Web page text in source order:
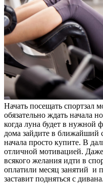
Начать посещать спортзал
обязательно ждать начала
когда луна будет в нужной
дома зайдите в ближайший
начала просто купите. В
отличной мотивацией.
всякого желания идти в
оплатили месяц занятий и
заставит подняться с дивана.